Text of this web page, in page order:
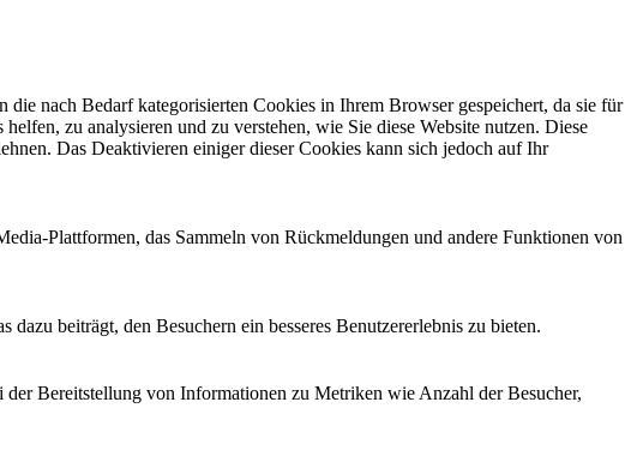
nach Bedarf kategorisierten Cookies in Ihrem Browser gespeichert, da sie für
zu analysieren und zu verstehen, wie Sie diese Website nutzen. Diese
Das Deaktivieren einiger dieser Cookies kann sich jedoch auf Ihr
Plattformen, das Sammeln von Rückmeldungen und andere Funktionen von
beiträgt, den Besuchern ein besseres Benutzererlebnis zu bieten.
Bereitstellung von Informationen zu Metriken wie Anzahl der Besucher,